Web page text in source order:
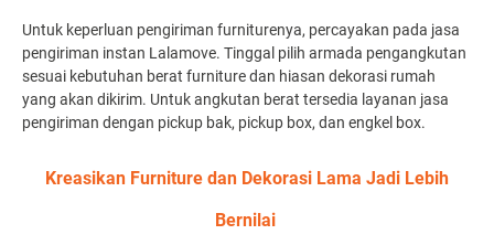
Untuk keperluan pengiriman furniturenya, percayakan pada jasa
pengiriman instan Lalamove. Tinggal pilih armada pengangkutan
sesuai kebutuhan berat furniture dan hiasan dekorasi rumah
yang akan dikirim. Untuk angkutan berat tersedia layanan jasa
pengiriman dengan pickup bak, pickup box, dan engkel box.
Kreasikan Furniture dan Dekorasi Lama Jadi Lebih
Bernilai